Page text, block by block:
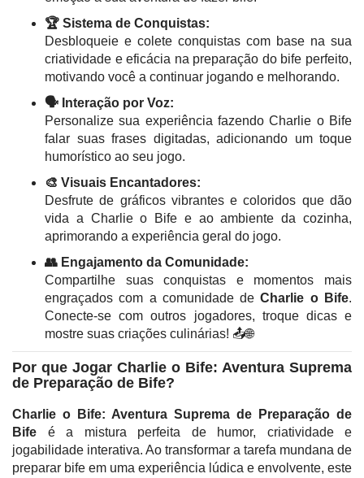
🏆 Sistema de Conquistas:
Desbloqueie e colete conquistas com base na sua
criatividade e eficácia na preparação do bife perfeito,
motivando você a continuar jogando e melhorando.
🗣️ Interação por Voz:
Personalize sua experiência fazendo Charlie o Bife
falar suas frases digitadas, adicionando um toque
humorístico ao seu jogo.
🎨 Visuais Encantadores:
Desfrute de gráficos vibrantes e coloridos que dão
vida a Charlie o Bife e ao ambiente da cozinha,
aprimorando a experiência geral do jogo.
👥 Engajamento da Comunidade:
Compartilhe suas conquistas e momentos mais
engraçados com a comunidade deCharlie o Bife.
Conecte-se com outros jogadores, troque dicas e
mostre suas criações culinárias! 📤🌐
Por que Jogar Charlie o Bife: Aventura Suprema
de Preparação de Bife?
Charlie o Bife: Aventura Suprema de Preparação de
Bife é a mistura perfeita de humor, criatividade e
jogabilidade interativa. Ao transformar a tarefa mundana de
preparar bife em uma experiência lúdica e envolvente, este